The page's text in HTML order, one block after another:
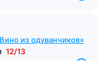
из одуванчиков»
12/13